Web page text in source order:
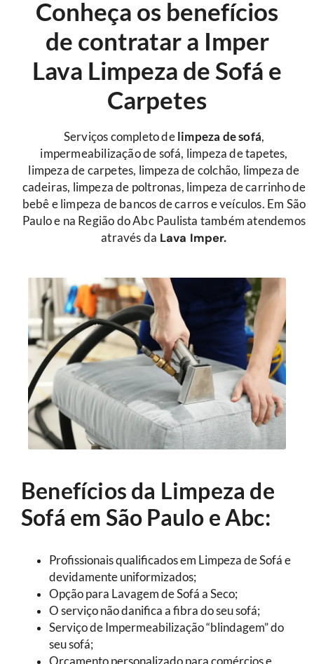
Conheça os benefícios
de contratar a Imper
Lava Limpeza de Sofá e
Carpetes
Serviços completo de limpeza de sofá,
impermeabilização de sofá, limpeza de tapetes,
limpeza de carpetes, limpeza de colchão, limpeza de
cadeiras, limpeza de poltronas, limpeza de carrinho de
bebê e limpeza de bancos de carros e veículos. Em São
Paulo e na Região do Abc Paulista também atendemos
através da Lava Imper.
Benefícios da Limpeza de
Sofá em São Paulo e Abc:
Profissionais qualificados em Limpeza de Sofá e
devidamente uniformizados;
Opção para Lavagem de Sofá a Seco;
O serviço não danifica a fibra do seu sofá;
Serviço de Impermeabilização “blindagem” do
seu sofá;
Orçamento personalizado para comércios e